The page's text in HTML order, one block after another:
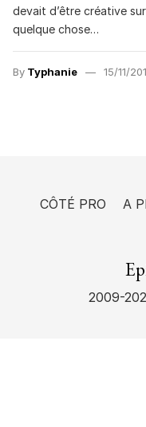
devait d’être créative
quelque chose…
By Typhanie 15/11/
CÔTÉ PRO A
2009-